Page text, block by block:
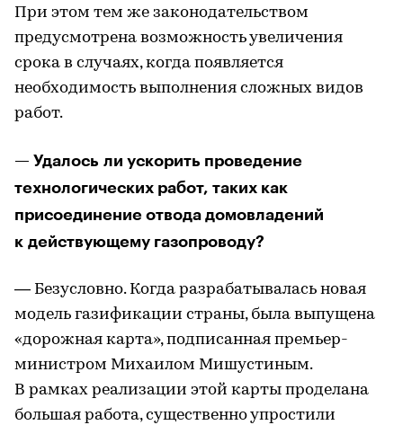
При этом тем же законодательством
предусмотрена возможность увеличения
срока в случаях, когда появляется
необходимость выполнения сложных видов
работ.
— Удалось ли ускорить проведение
технологических работ, таких как
присоединение отвода домовладений
к действующему газопроводу?
— Безусловно. Когда разрабатывалась новая
модель газификации страны, была выпущена
«дорожная карта», подписанная премьер-
министром Михаилом Мишустиным.
В рамках реализации этой карты проделана
большая работа, существенно упростили